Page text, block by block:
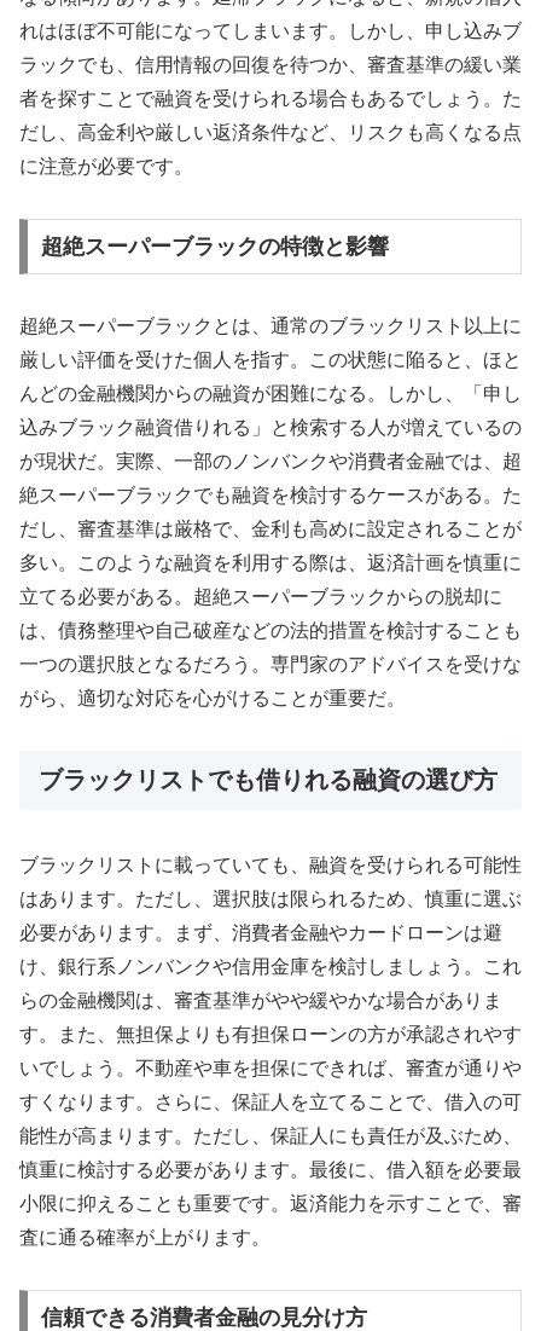
れはほぼ不可能になってしまいます。しかし、申し込みブ
ラックでも、信用情報の回復を待つか、審査基準の緩い業
者を探すことで融資を受けられる場合もあるでしょう。た
だし、高金利や厳しい返済条件など、リスクも高くなる点
に注意が必要です。
超絶スーパーブラックの特徴と影響
超絶スーパーブラックとは、通常のブラックリスト以上に
厳しい評価を受けた個人を指す。この状態に陥ると、ほと
んどの金融機関からの融資が困難になる。しかし、「申し
込みブラック融資借りれる」と検索する人が増えているの
が現状だ。実際、一部のノンバンクや消費者金融では、超
絶スーパーブラックでも融資を検討するケースがある。た
だし、審査基準は厳格で、金利も高めに設定されることが
多い。このような融資を利用する際は、返済計画を慎重に
立てる必要がある。超絶スーパーブラックからの脱却に
は、債務整理や自己破産などの法的措置を検討することも
一つの選択肢となるだろう。専門家のアドバイスを受けな
がら、適切な対応を心がけることが重要だ。
ブラックリストでも借りれる融資の選び方
ブラックリストに載っていても、融資を受けられる可能性
はあります。ただし、選択肢は限られるため、慎重に選ぶ
必要があります。まず、消費者金融やカードローンは避
け、銀行系ノンバンクや信用金庫を検討しましょう。これ
らの金融機関は、審査基準がやや緩やかな場合がありま
す。また、無担保よりも有担保ローンの方が承認されやす
いでしょう。不動産や車を担保にできれば、審査が通りや
すくなります。さらに、保証人を立てることで、借入の可
能性が高まります。ただし、保証人にも責任が及ぶため、
慎重に検討する必要があります。最後に、借入額を必要最
小限に抑えることも重要です。返済能力を示すことで、審
査に通る確率が上がります。
信頼できる消費者金融の見分け方